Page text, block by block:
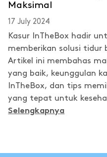
Maksimal
17 July 2024
Kasur InTheBox hadir
memberikan solusi tidur
Artikel ini membahas
yang baik, keunggulan
InTheBox, dan tips
yang tepat untuk
Selengkapnya